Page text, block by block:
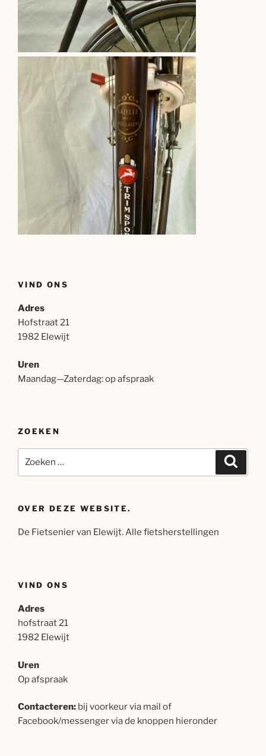
VIND ONS
Adres
Hofstraat 21
1982 Elewijt
Uren
Maandag—Zaterdag: op afspraak
ZOEKEN
naar:
OVER DEZE WEBSITE.
De Fietsenier van Elewijt. Alle fietsherstellingen
VIND ONS
Adres
hofstraat 21
1982 Elewijt
Uren
Op afspraak
Contacteren: bij voorkeur via mail of
Facebook/messenger via de knoppen hieronder